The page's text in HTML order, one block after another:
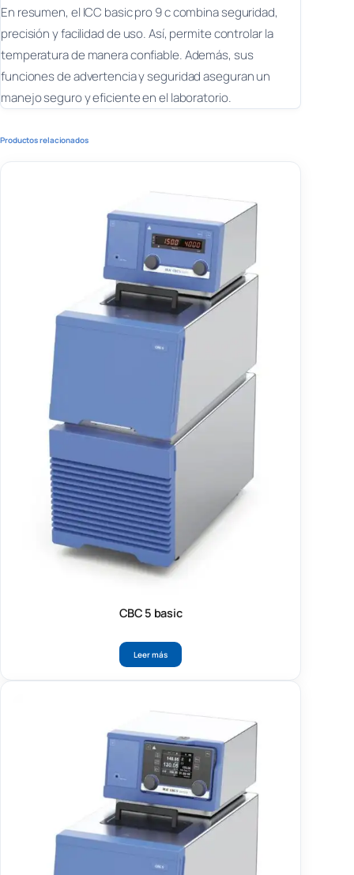
En resumen, el ICC basic pro 9 c combina seguridad,
precisión y facilidad de uso. Así, permite controlar la
temperatura de manera confiable. Además, sus
funciones de advertencia y seguridad aseguran un
manejo seguro y eficiente en el laboratorio.
Productos relacionados
CBC 5 basic
Leer más